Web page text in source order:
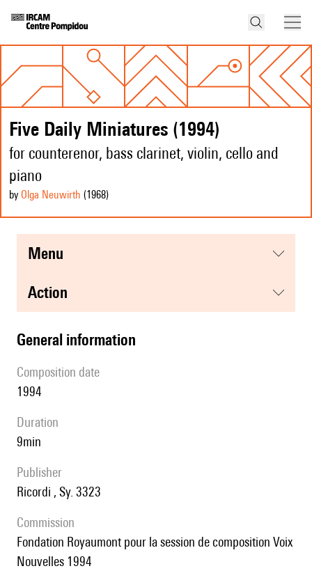
Five Daily Miniatures (1994)
for counterenor, bass clarinet, violin, cello and
piano
by Olga Neuwirth (1968)
menu
action
general information
composition date
1994
duration
9min
publisher
Ricordi , Sy. 3323
Commission
Fondation Royaumont pour la session de composition Voix
Nouvelles 1994